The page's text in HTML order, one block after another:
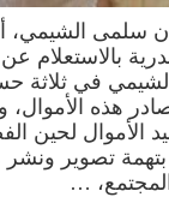
سلمى الشيمي،
بالاستعلام
في ثلاثة
هذه الأموال،
الأموال لحين
بتهمة تصوير ونشر
…